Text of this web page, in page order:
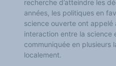
Economique et social
International
Accès au dictionnaire des
Accéder à la plateforme pour la
Accès à la banque de données
Accéder au site de l'OPA
ACTUALITÉS/EVENEMENTS
Actualités
recherche d’atteindre les
années, les politiques en
science ouverte ont
interaction entre la science
communiquée en plusieurs
localement.